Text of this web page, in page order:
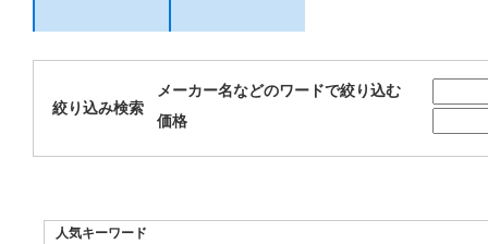
絞り込み検索
メーカー名などのワードで絞り込む
価格
人気キーワード